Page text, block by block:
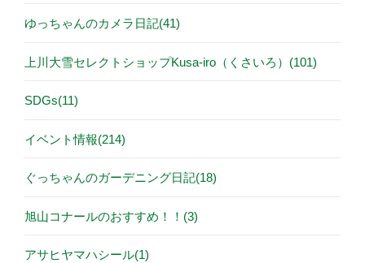
ゆっちゃんのカメラ日記(41)
上川大雪セレクトショップKusa-iro（くさいろ）(101)
SDGs(11)
イベント情報(214)
ぐっちゃんのガーデニング日記(18)
旭山コナールのおすすめ！！(3)
アサヒヤマハシール(1)